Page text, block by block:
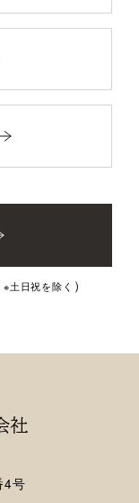
※土日祝を除く ）
4号